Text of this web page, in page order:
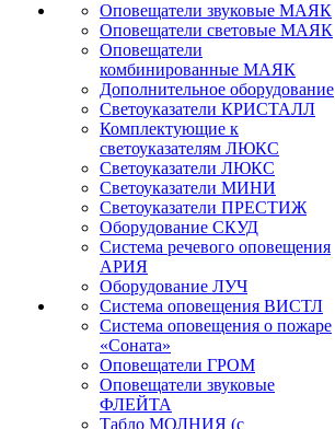
Оповещатели звуковые МАЯК
Оповещатели световые МАЯК
Оповещатели
комбинированные МАЯК
Дополнительное оборудование
Светоуказатели КРИСТАЛЛ
Комплектующие к
светоуказателям ЛЮКС
Светоуказатели ЛЮКС
Светоуказатели МИНИ
Светоуказатели ПРЕСТИЖ
Оборудование СКУД
Система речевого оповещения
АРИЯ
Оборудование ЛУЧ
Система оповещения ВИСТЛ
Система оповещения о пожаре
«Соната»
Оповещатели ГРОМ
Оповещатели звуковые
ФЛЕЙТА
Табло МОЛНИЯ (с